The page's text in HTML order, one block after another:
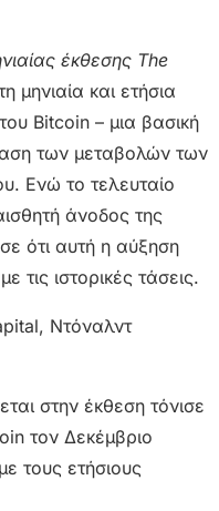
έκθεσης The
μηνιαία και ετήσια
Bitcoin – μια βασική
των μεταβολών των
Ενώ το τελευταίο
άνοδος της
ότι αυτή η αύξηση
τις ιστορικές τάσεις.
στην έκθεση τόνισε
τον Δεκέμβριο
τους ετήσιους